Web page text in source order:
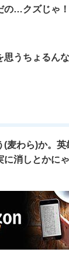
の…クズじゃ！
思うちょるん
(麦わら)か。
に消しとかに